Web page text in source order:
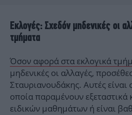
Εκλογές: Σχεδόν μηδενικές οι
τμήματα
Όσον αφορά στα εκλογικά
μηδενικές οι αλλαγές,
Σταυριανουδάκης. Αυτές είναι
οποία παραμένουν
ειδικών μαθημάτων ή είναι